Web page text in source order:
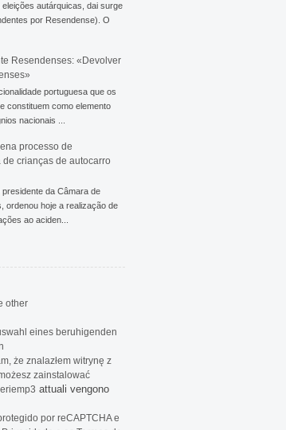
eleições autárquicas, dai surge
por Resendense). O
Resendenses: «Devolver
portuguesa que os
constituem como elemento
nacionais ...
processo de
crianças de autocarro
da Câmara de
ordenou hoje a realização de
ao aciden...
other
eines beruhigenden
że znalazłem witrynę z
zainstalować
attuali vengono
por reCAPTCHA e